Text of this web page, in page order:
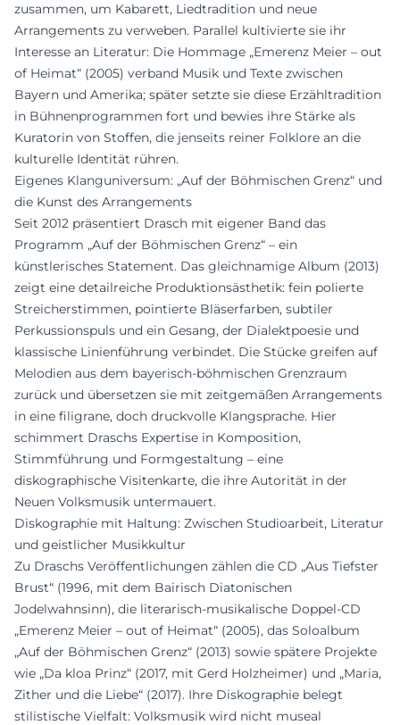
zusammen, um Kabarett, Liedtradition und neue
Arrangements zu verweben. Parallel kultivierte sie ihr
Interesse an Literatur: Die Hommage „Emerenz Meier – out
of Heimat“ (2005) verband Musik und Texte zwischen
Bayern und Amerika; später setzte sie diese Erzähltradition
in Bühnenprogrammen fort und bewies ihre Stärke als
Kuratorin von Stoffen, die jenseits reiner Folklore an die
kulturelle Identität rühren.
Eigenes Klanguniversum: „Auf der Böhmischen Grenz“ und
die Kunst des Arrangements
Seit 2012 präsentiert Drasch mit eigener Band das
Programm „Auf der Böhmischen Grenz“ – ein
künstlerisches Statement. Das gleichnamige Album (2013)
zeigt eine detailreiche Produktionsästhetik: fein polierte
Streicherstimmen, pointierte Bläserfarben, subtiler
Perkussionspuls und ein Gesang, der Dialektpoesie und
klassische Linienführung verbindet. Die Stücke greifen auf
Melodien aus dem bayerisch-böhmischen Grenzraum
zurück und übersetzen sie mit zeitgemäßen Arrangements
in eine filigrane, doch druckvolle Klangsprache. Hier
schimmert Draschs Expertise in Komposition,
Stimmführung und Formgestaltung – eine
diskographische Visitenkarte, die ihre Autorität in der
Neuen Volksmusik untermauert.
Diskographie mit Haltung: Zwischen Studioarbeit, Literatur
und geistlicher Musikkultur
Zu Draschs Veröffentlichungen zählen die CD „Aus Tiefster
Brust“ (1996, mit dem Bairisch Diatonischen
Jodelwahnsinn), die literarisch-musikalische Doppel-CD
„Emerenz Meier – out of Heimat“ (2005), das Soloalbum
„Auf der Böhmischen Grenz“ (2013) sowie spätere Projekte
wie „Da kloa Prinz“ (2017, mit Gerd Holzheimer) und „Maria,
Zither und die Liebe“ (2017). Ihre Diskographie belegt
stilistische Vielfalt: Volksmusik wird nicht museal